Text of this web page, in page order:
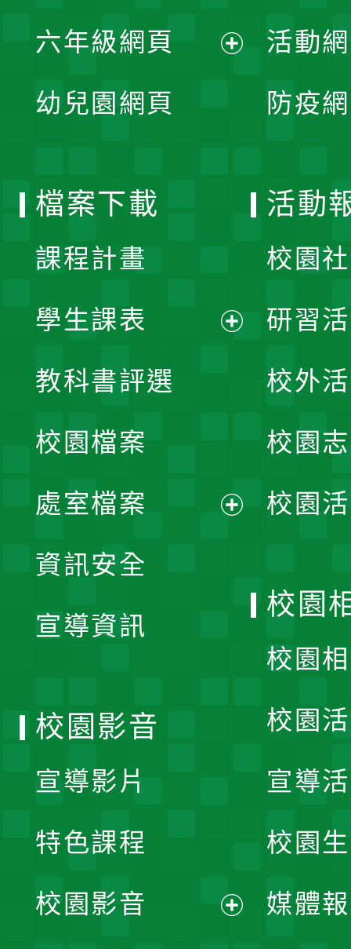
單
選
開
六年級網頁
幼兒園網頁
活動
防疫
檔案下載
課程計畫
學生課表
單
教科書評選
校園檔案
處室檔案
資訊安全
宣導資訊
活動
校園
研習
校外
校園
校園
校園
校園
校園
宣導
校園
媒體
校園影音
宣導影片
特色課程
校園影音